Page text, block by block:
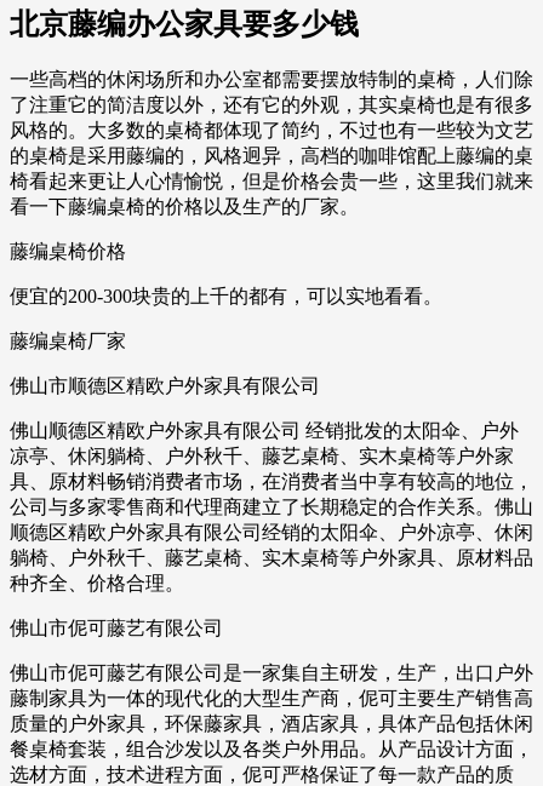
北京藤编办公家具要多少钱
一些高档的休闲场所和办公室都需要摆放特制的桌椅，人们除
了注重它的简洁度以外，还有它的外观，其实桌椅也是有很多
风格的。大多数的桌椅都体现了简约，不过也有一些较为文艺
的桌椅是采用藤编的，风格迥异，高档的咖啡馆配上藤编的桌
椅看起来更让人心情愉悦，但是价格会贵一些，这里我们就来
看一下藤编桌椅的价格以及生产的厂家。
藤编桌椅价格
便宜的200-300块贵的上千的都有，可以实地看看。
藤编桌椅厂家
佛山市顺德区精欧户外家具有限公司
佛山顺德区精欧户外家具有限公司 经销批发的太阳伞、户外
凉亭、休闲躺椅、户外秋千、藤艺桌椅、实木桌椅等户外家
具、原材料畅销消费者市场，在消费者当中享有较高的地位，
公司与多家零售商和代理商建立了长期稳定的合作关系。佛山
顺德区精欧户外家具有限公司经销的太阳伞、户外凉亭、休闲
躺椅、户外秋千、藤艺桌椅、实木桌椅等户外家具、原材料品
种齐全、价格合理。
佛山市伲可藤艺有限公司
佛山市伲可藤艺有限公司是一家集自主研发，生产，出口户外
藤制家具为一体的现代化的大型生产商，伲可主要生产销售高
质量的户外家具，环保藤家具，酒店家具，具体产品包括休闲
餐桌椅套装，组合沙发以及各类户外用品。从产品设计方面，
选材方面，技术进程方面，伲可严格保证了每一款产品的质